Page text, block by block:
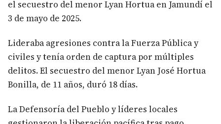
el secuestro del menor Lyan Hortua en Jamundí el
3 de mayo de 2025.
Lideraba agresiones contra la Fuerza Pública y
civiles y tenía orden de captura por múltiples
delitos. El secuestro del menor Lyan José Hortua
Bonilla, de 11 años, duró 18 días.
La Defensoría del Pueblo y líderes locales